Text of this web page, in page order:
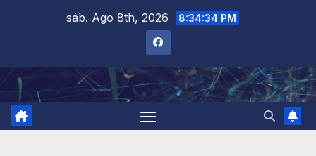
sáb. Ago 8th, 2026 8:34:35 PM